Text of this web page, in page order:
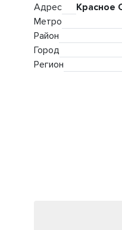
Адрес
Красное
Метро
Район
Город
Регион